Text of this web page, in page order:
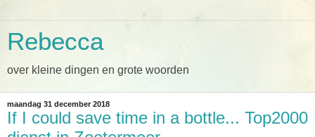
Rebecca
over kleine dingen en grote woorden
maandag 31 december 2018
If I could save time in a bottle... Top2000